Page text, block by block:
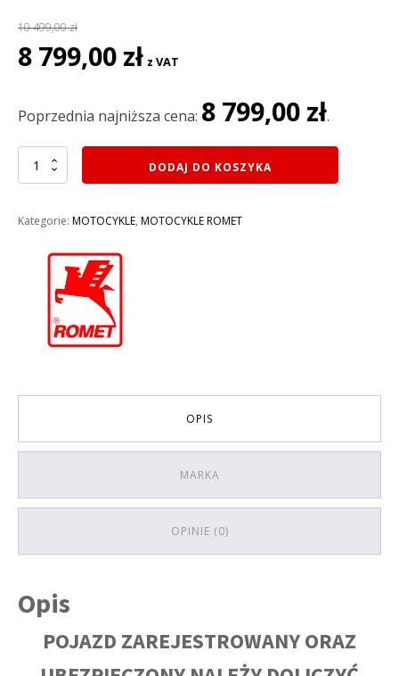
10 499,00zł
Pierwotna
cena
10
8 799,00 zł cena
8
z VAT
Poprzednia najniższa cena: 8 799,00 zł.
ilość
MOTOCYKL
CRS
CZERWONY
DODAJ DO KOSZYKA
Kategorie: MOTOCYKLE, MOTOCYKLE ROMET
OPIS
MARKA
OPINIE (0)
Opis
POJAZD ZAREJESTROWANY ORAZ